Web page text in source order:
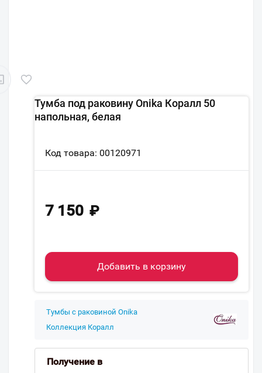
Тумба под раковину Onika Коралл 50
напольная, белая
Код товара: 00120971
7 150 ₽
Добавить в корзину
Тумбы с раковиной Onika
Коллекция Коралл
Получение в